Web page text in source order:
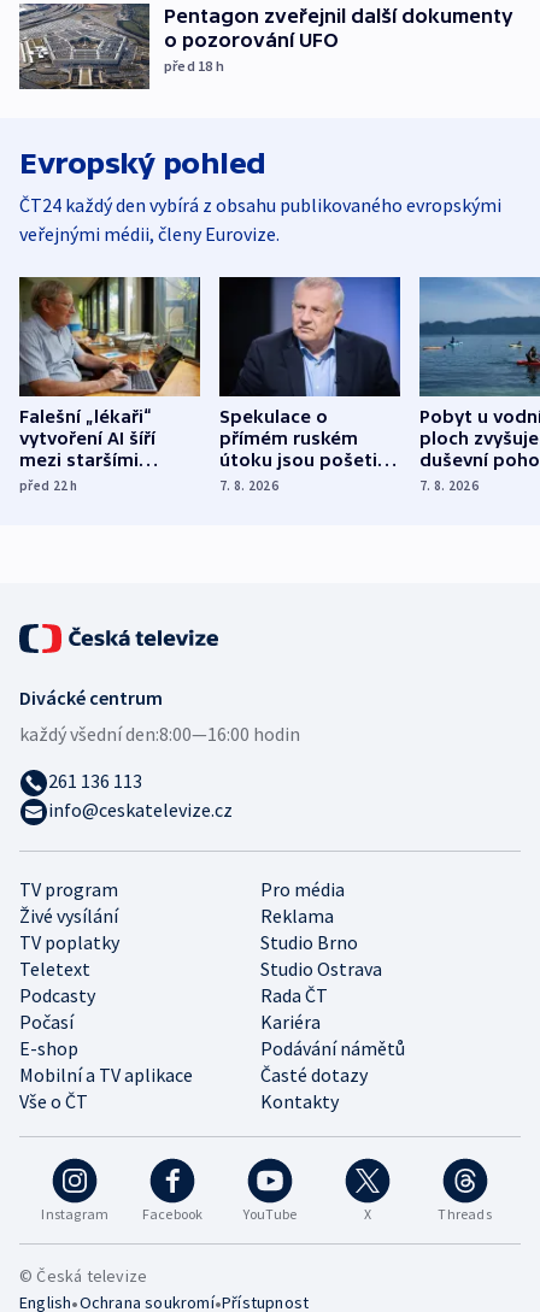
Pentagon zveřejnil další dokumenty
o pozorování UFO
před 18 h
Evropský pohled
ČT24 každý den vybírá z obsahu publikovaného evropskými
veřejnými médii, členy Eurovize.
Falešní „lékaři“
vytvoření AI šíří
mezi staršími
Poláky nebezpečné
před 22h
Spekulace o
přímém ruském
útoku jsou pošetilé,
míní estonský
7. 8. 2026
Pobyt u
ploch zvyšuje
duševní
ukázala
7. 8. 2026
Instagram Facebook YouTube X Threads
TV program
Pro média
Živé vysílání
Reklama
TV poplatky
Studio Brno
Teletext
Studio Ostrava
Podcasty
Rada ČT
Počasí
Kariéra
E-shop
Podávání námětů
Mobilní a TV aplikace
Časté dotazy
Vše o ČT
Kontakty
Divácké centrum
každý všední den:8:00—16:00 hodin
261 136 113
info@ceskatelevize.cz
© Česká televize
English•Ochrana soukromí•Přístupnost